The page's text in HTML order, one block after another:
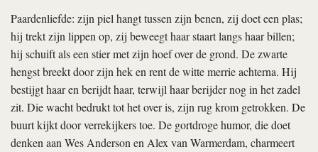
Paardenliefde: zijn piel hangt tussen zijn benen, zij doet een plas;
hij trekt zijn lippen op, zij beweegt haar staart langs haar billen;
hij schuift als een stier met zijn hoef over de grond. De zwarte
hengst breekt door zijn hek en rent de witte merrie achterna. Hij
bestijgt haar en berijdt haar, terwijl haar berijder nog in het zadel
zit. Die wacht bedrukt tot het over is, zijn rug krom getrokken. De
buurt kijkt door verrekijkers toe. De gortdroge humor, die doet
denken aan Wes Anderson en Alex van Warmerdam, charmeert